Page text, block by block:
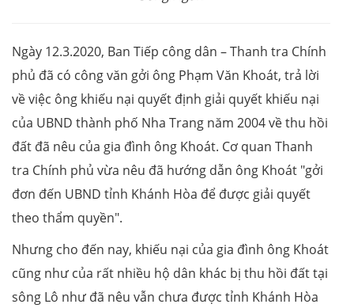
Ngày 12.3.2020, Ban Tiếp công dân – Thanh tra Chính
phủ đã có công văn gởi ông Phạm Văn Khoát, trả lời
về việc ông khiếu nại quyết định giải quyết khiếu nại
của UBND thành phố Nha Trang năm 2004 về thu hồi
đất đã nêu của gia đình ông Khoát. Cơ quan Thanh
tra Chính phủ vừa nêu đã hướng dẫn ông Khoát "gởi
đơn đến UBND tỉnh Khánh Hòa để được giải quyết
theo thẩm quyền".
Nhưng cho đến nay, khiếu nại của gia đình ông Khoát
cũng như của rất nhiều hộ dân khác bị thu hồi đất tại
sông Lô như đã nêu vẫn chưa được tỉnh Khánh Hòa